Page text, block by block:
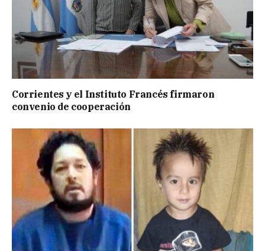
Corrientes y el Instituto Francés firmaron
convenio de cooperación